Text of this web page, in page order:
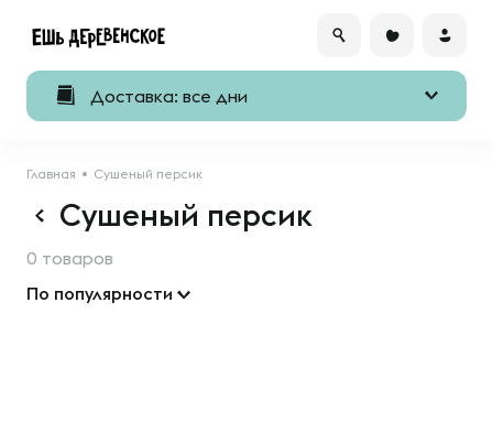
Доставка: все дни
Главная Сушеный персик
Сушеный персик
0 товаров
По популярности